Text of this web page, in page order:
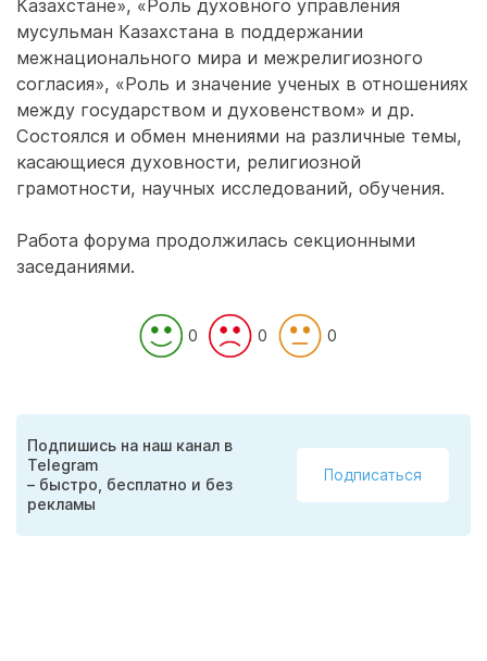
Казахстане», «Роль духовного управления
мусульман Казахстана в поддержании
межнационального мира и межрелигиозного
согласия», «Роль и значение ученых в отношениях
между государством и духовенством» и др.
Состоялся и обмен мнениями на различные темы,
касающиеся духовности, религиозной
грамотности, научных исследований, обучения.
Работа форума продолжилась секционными
заседаниями.
0 0 0
Подпишись на наш канал в
Telegram
– быстро, бесплатно и без
рекламы
Подписаться